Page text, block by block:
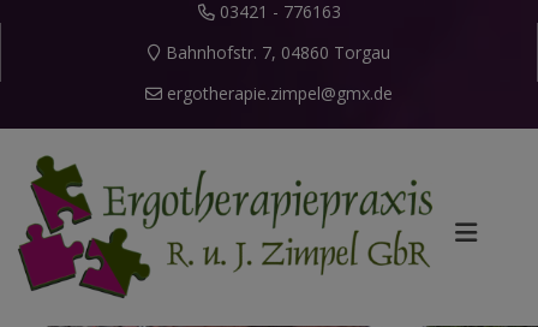
03421 - 776163
Bahnhofstr. 7, 04860 Torgau
ergotherapie.zimpel@gmx.de